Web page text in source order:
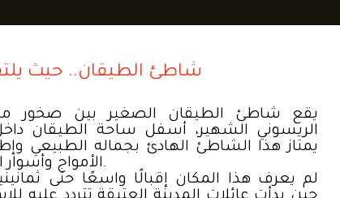
شاطئ الطيقان.. حيث
يقع شاطئ الطيقان الصغير بين صخور
الريسوني الشهير، أسفل ساحة الطيقان داخل
يمتاز هذا الشاطئ الهادئ بجماله الطبيعي
الأمواج وأسوار البرتغاليين التاريخية.
لم يعرف هذا المكان إقبالًا واسعًا حتى